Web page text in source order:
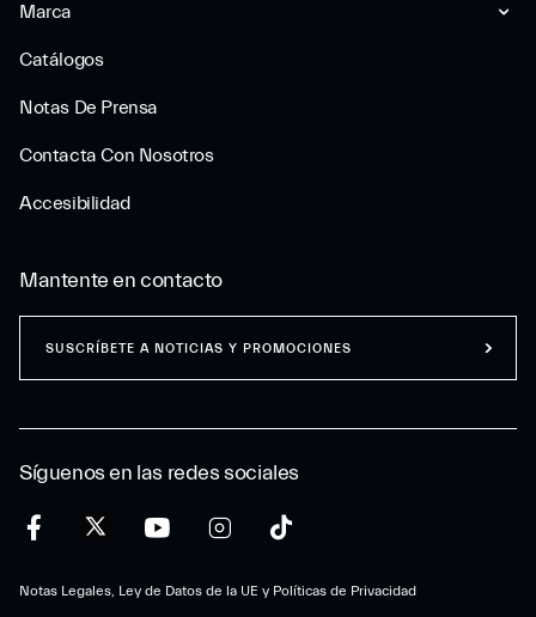
Marca
Catálogos
Notas De Prensa
Contacta Con Nosotros
Accesibilidad
Síguenos en las redes sociales
Notas Legales, Ley de Datos de la UE y Políticas de Privacidad
Mantente en contacto
SUSCRÍBETE A NOTICIAS Y PROMOCIONES